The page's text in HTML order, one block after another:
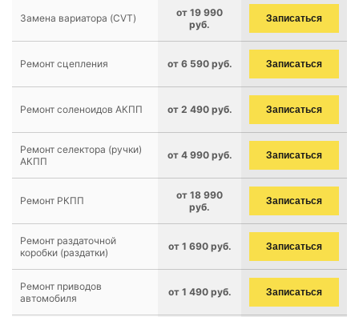
Замена вариатора (CVT)
от 19 990
руб.
Записаться
Ремонт сцепления от 6 590 руб. Записаться
Ремонт соленоидов АКПП от 2 490 руб. Записаться
Ремонт селектора (ручки)
АКПП
от 4 990 руб. Записаться
Ремонт РКПП
от 18 990
руб.
Записаться
Ремонт раздаточной
коробки (раздатки)
от 1 690 руб. Записаться
Ремонт приводов
автомобиля
от 1 490 руб. Записаться